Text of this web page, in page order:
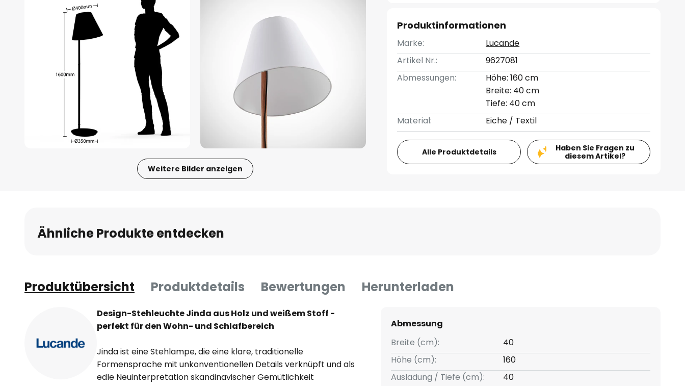
Weitere Bilder anzeigen
Bildgalerie
springen
Produktinformationen
Marke:
Lucande
Artikel Nr.:
9627081
Abmessungen:
Höhe: 160 cm
Breite: 40 cm
Tiefe: 40 cm
Material:
Eiche / Textil
Alle Produktdetails
Haben Sie Fragen zu
diesem Artikel?
Ähnliche Produkte entdecken
Produktübersicht Produktdetails Bewertungen Herunterladen
Design-Stehleuchte Jinda aus Holz und weißem Stoff -
perfekt für den Wohn- und Schlafbereich
Jinda ist eine Stehlampe, die eine klare, traditionelle
Formensprache mit unkonventionellen Details verknüpft und als
edle Neuinterpretation skandinavischer Gemütlichkeit
Abmessung
Breite (cm):
40
Höhe (cm):
160
Ausladung / Tiefe (cm):
40